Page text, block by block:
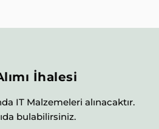
İhalesi
IT Malzemeleri alınacaktır.
bulabilirsiniz.